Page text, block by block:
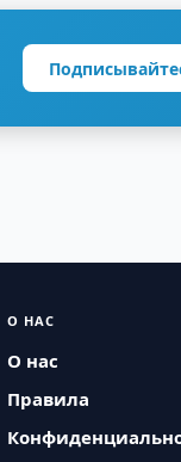
О НАС
О нас
Правила